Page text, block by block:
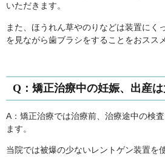
いただきます。
また、ほうれん草やのりなどは装置にく
を見ながら歯ブラシをすることをおスス
Q：矯正治療中の妊娠、出産
A：矯正治療では治療前、治療途中の検
ます。
当院では被爆の少ないレントゲン装置を